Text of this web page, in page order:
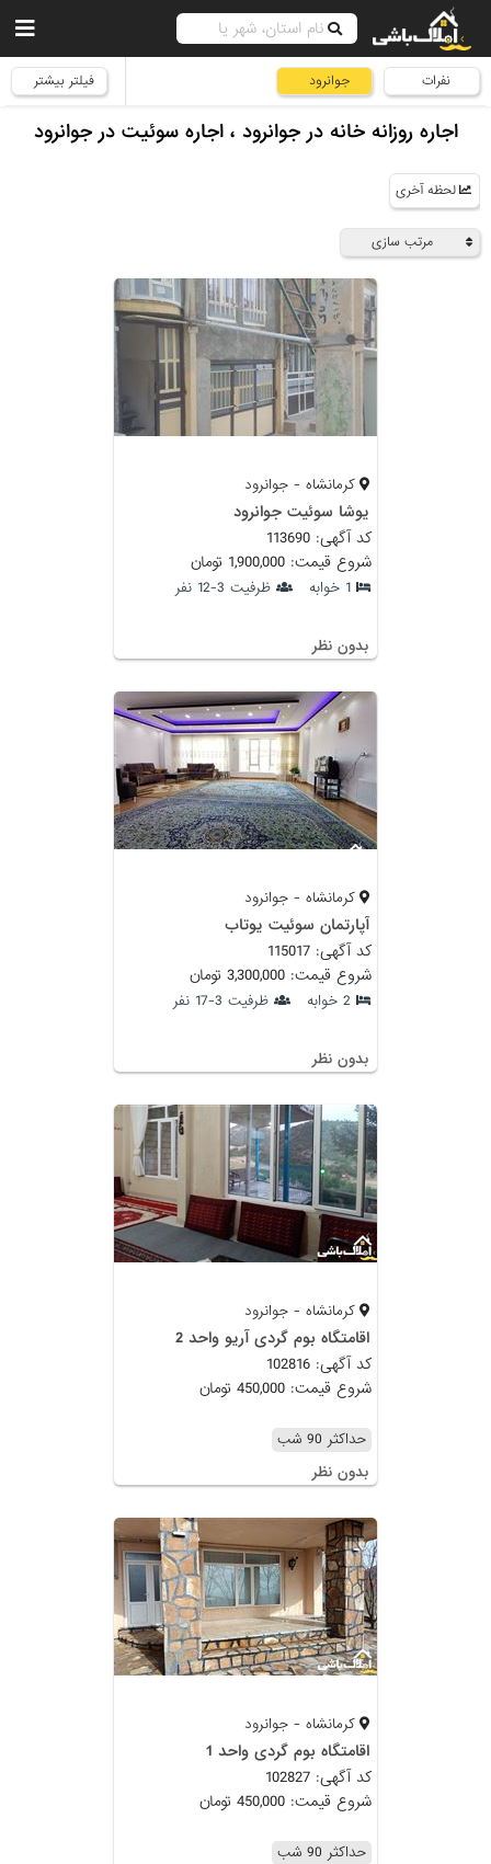
نفرات جوانرود فیلتر بیشتر
اجاره روزانه خانه در جوانرود ، اجاره سوئیت در جوانرود
لحظه آخری
مرتب سازی
کرمانشاه - جوانرود
یوشا سوئیت جوانرود
کد آگهی: 113690
شروع قیمت: 1,900,000 تومان
1 خوابه ظرفیت 3-12 نفر
بدون نظر
کرمانشاه - جوانرود
آپارتمان سوئیت یوتاب
کد آگهی: 115017
شروع قیمت: 3,300,000 تومان
2 خوابه ظرفیت 3-17 نفر
بدون نظر
کرمانشاه - جوانرود
اقامتگاه بوم گردی آریو واحد 2
کد آگهی: 102816
شروع قیمت: 450,000 تومان
حداکثر 90 شب
بدون نظر
کرمانشاه - جوانرود
اقامتگاه بوم گردی واحد 1
کد آگهی: 102827
شروع قیمت: 450,000 تومان
حداکثر 90 شب